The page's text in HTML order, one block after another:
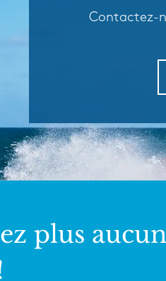
Contactez-
plus